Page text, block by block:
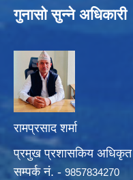
गुनासो सुन्ने अधिकारी
रामप्रसाद शर्मा
प्रमुख प्रशासकिय अधिकृत
सम्पर्क नं. - 9857834270